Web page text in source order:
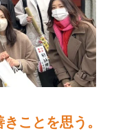
ことを思う。